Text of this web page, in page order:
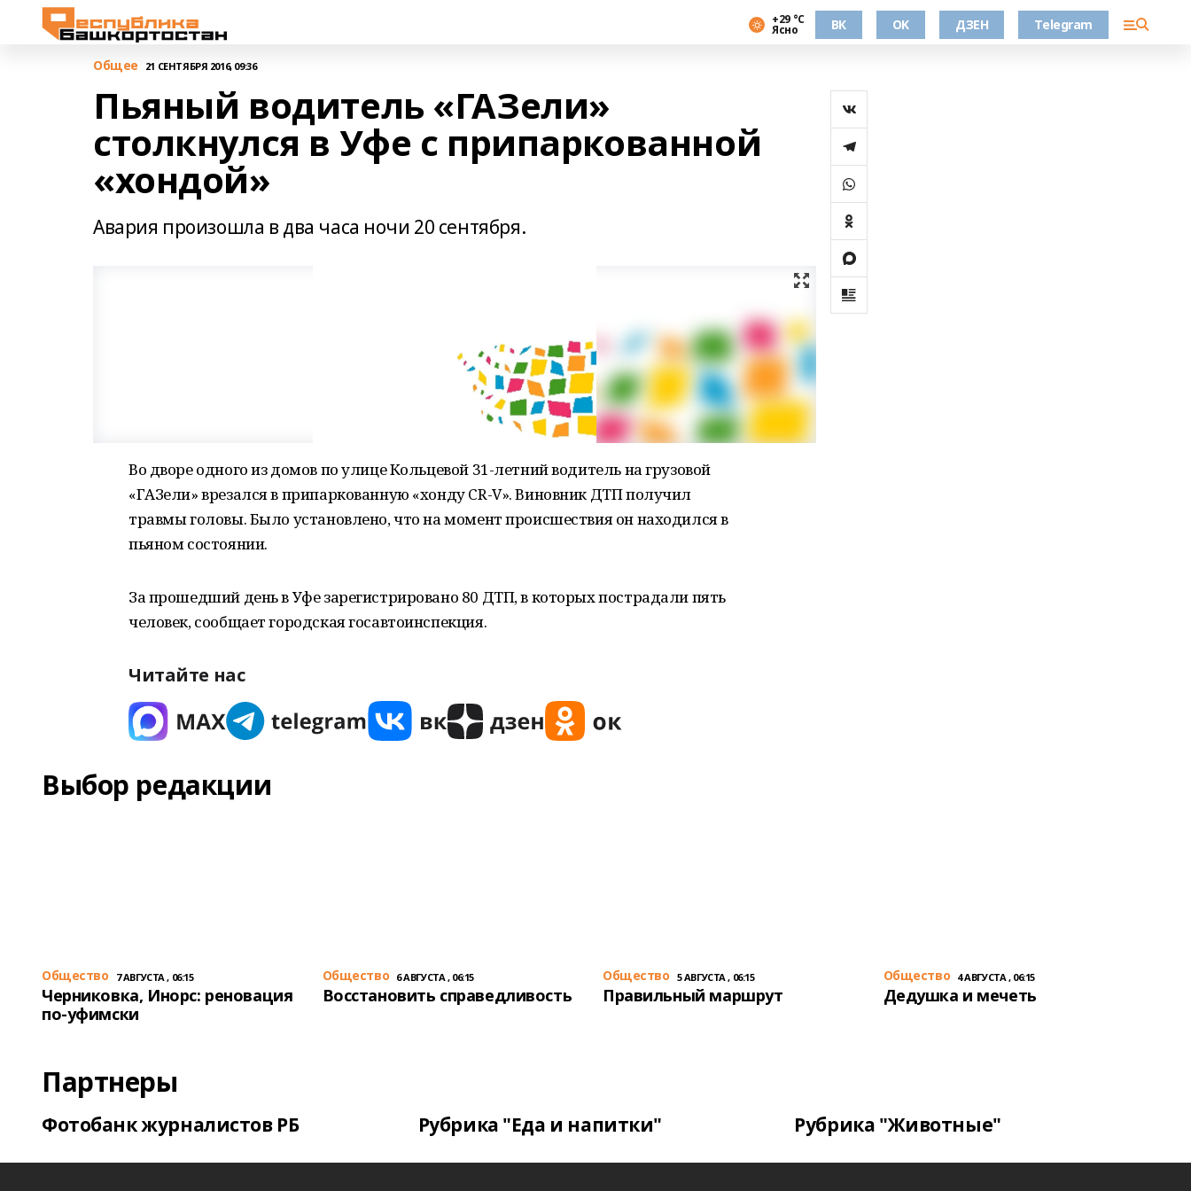
+29 °С
Ясно ВК OK ДЗЕН Telegram
Общее 21 СЕНТЯБРЯ 2016, 09:36
Пьяный водитель «ГАЗели»
столкнулся в Уфе с припаркованной
«хондой»
Авария произошла в два часа ночи 20 сентября.
Во дворе одного из домов по улице Кольцевой 31-летний водитель на грузовой
«ГАЗели» врезался в припаркованную «хонду CR-V». Виновник ДТП получил
травмы головы. Было установлено, что на момент происшествия он находился в
пьяном состоянии.
За прошедший день в Уфе зарегистрировано 80 ДТП, в которых пострадали пять
человек, сообщает городская госавтоинспекция.
Читайте нас
Выбор редакции
Общество 7 АВГУСТА , 06:15
Черниковка, Инорс: реновация
по-уфимски
Общество 6 АВГУСТА , 06:15
Восстановить справедливость
Общество 5 АВГУСТА , 06:15
Правильный маршрут
Общество 4 АВГУСТА , 06:15
Дедушка и мечеть
Партнеры
Фотобанк журналистов РБ Рубрика "Еда и напитки" Рубрика "Животные"